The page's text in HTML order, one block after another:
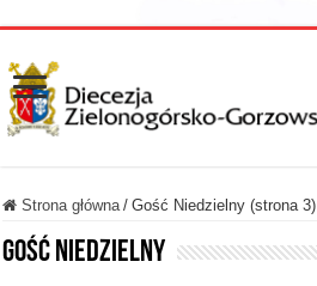
Strona główna / Gość Niedzielny (strona 3)
Gość Niedzielny